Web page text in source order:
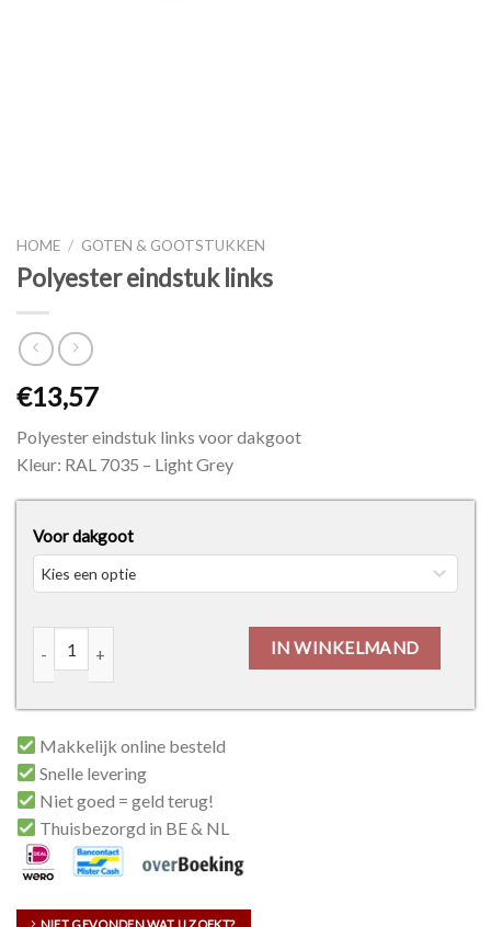
HOME / GOTEN & GOOTSTUKKEN
Polyester eindstuk links
€13,57
Polyester eindstuk links voor dakgoot
Kleur: RAL 7035 – Light Grey
Voor dakgoot
IN WINKELMAND
Makkelijk online besteld
Snelle levering
Niet goed = geld terug!
Thuisbezorgd in BE & NL
NIET GEVONDEN WAT U ZOEKT?